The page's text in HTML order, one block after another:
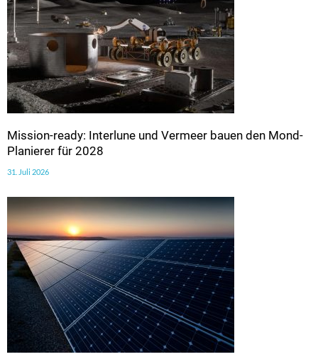
Mission-ready: Interlune und Vermeer bauen den Mond-
Planierer für 2028
31. Juli 2026